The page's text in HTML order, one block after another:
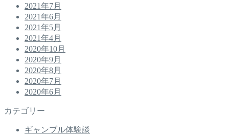
2021年7月
2021年6月
2021年5月
2021年4月
2020年10月
2020年9月
2020年8月
2020年7月
2020年6月
カテゴリー
ギャンブル体験談